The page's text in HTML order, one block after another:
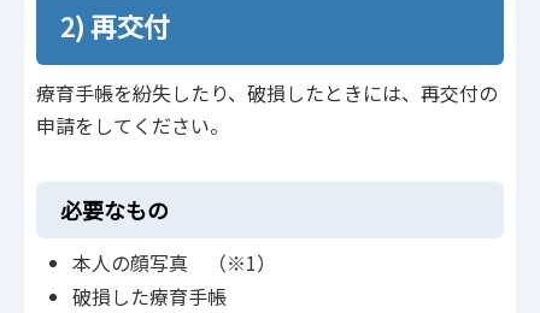
2) 再交付
療育手帳を紛失したり、破損したときには、再交付の
申請をしてください。
必要なもの
本人の顔写真 （※1）
破損した療育手帳